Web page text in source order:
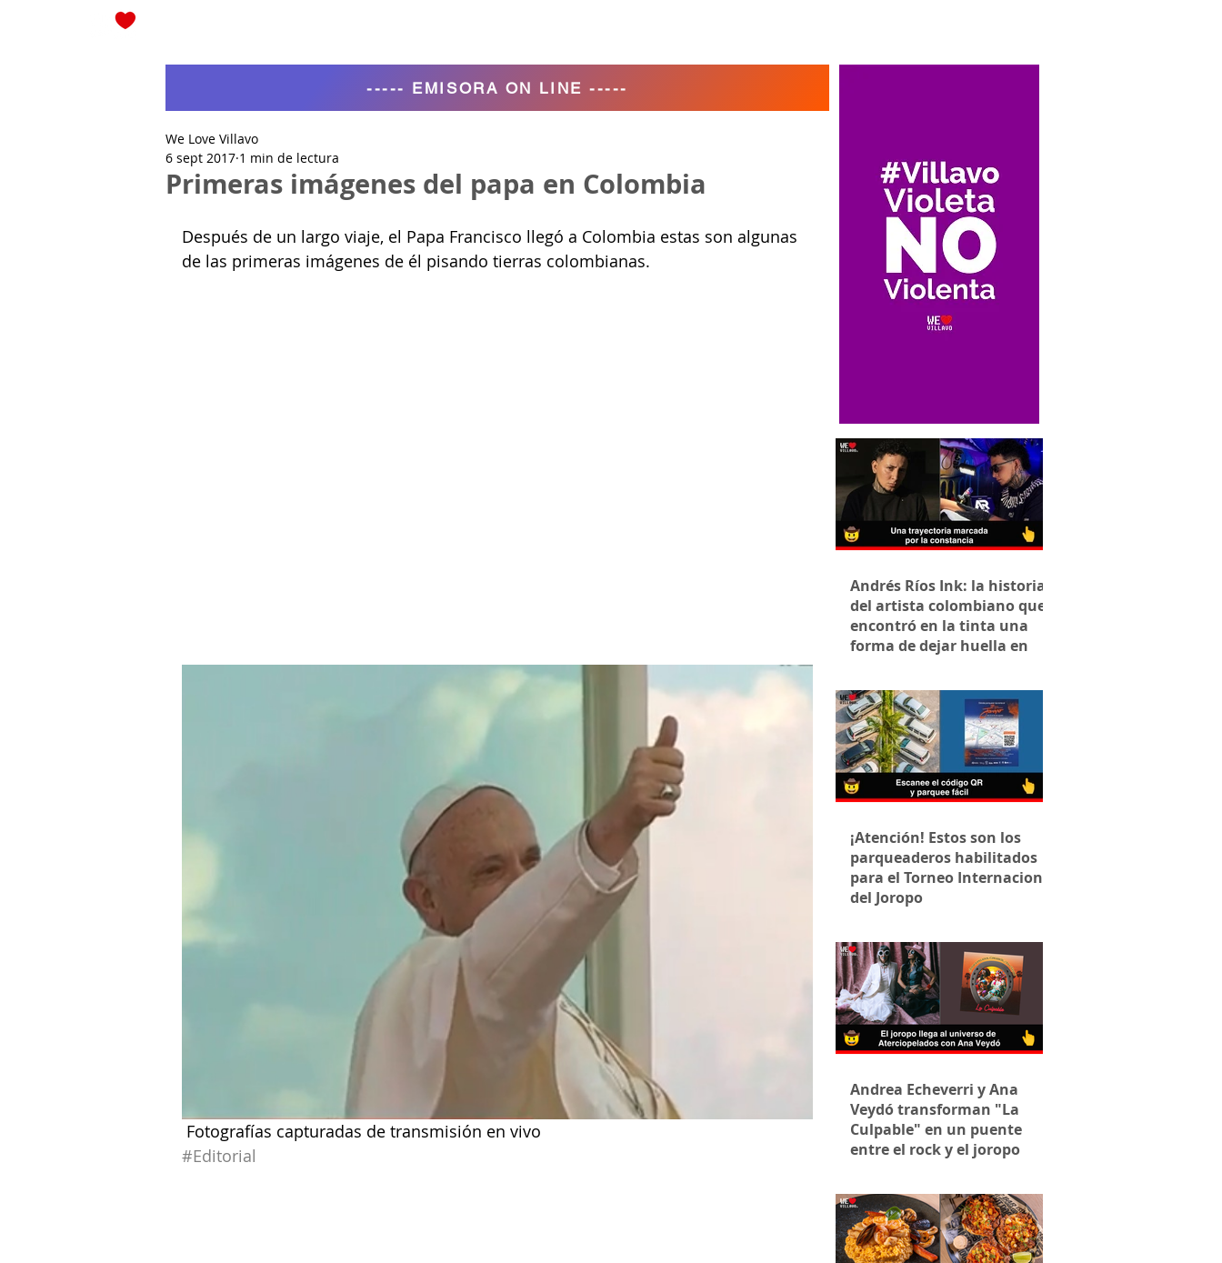
Primeras imágenes del papa en Colombia
We Love Villavo
6 sept 2017 1 min de lectura
Después de un largo viaje, el Papa Francisco llegó a Colombia estas son algunas
de las primeras imágenes de él pisando tierras colombianas.
Fotografías capturadas de transmisión en vivo
#Editorial
----- EMISORA ON LINE -----
Andrés Ríos Ink: la historia
del artista colombiano que
encontró en la tinta una
forma de dejar huella en
¡Atención! Estos son los
parqueaderos habilitados
para el Torneo Internacional
del Joropo
Andrea Echeverri y Ana
Veydó transforman "La
Culpable" en un puente
entre el rock y el joropo